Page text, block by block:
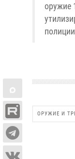
оружие
ОРУЖИЕ И